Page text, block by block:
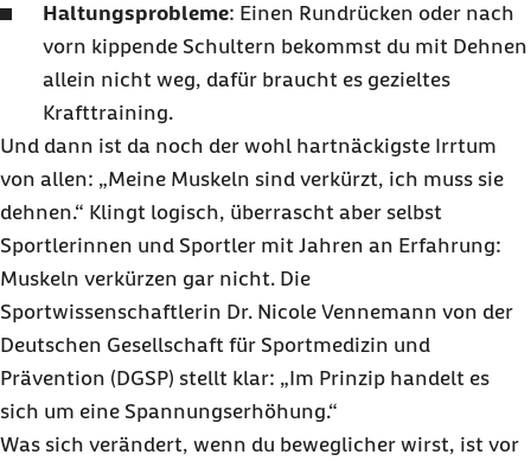
Haltungsprobleme: Einen Rundrücken oder nach
vorn kippende Schultern bekommst du mit Dehnen
allein nicht weg, dafür braucht es gezieltes
Krafttraining.
Und dann ist da noch der wohl hartnäckigste Irrtum
von allen: „Meine Muskeln sind verkürzt, ich muss sie
dehnen.“ Klingt logisch, überrascht aber selbst
Sportlerinnen und Sportler mit Jahren an Erfahrung:
Muskeln verkürzen gar nicht. Die
Sportwissenschaftlerin Dr. Nicole Vennemann von der
Deutschen Gesellschaft für Sportmedizin und
Prävention (DGSP) stellt klar: „Im Prinzip handelt es
sich um eine Spannungserhöhung.“
Was sich verändert, wenn du beweglicher wirst, ist vor